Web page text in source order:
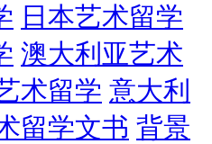
日本艺术留学
澳大利亚艺术
术留学 意大利
留学文书 背景